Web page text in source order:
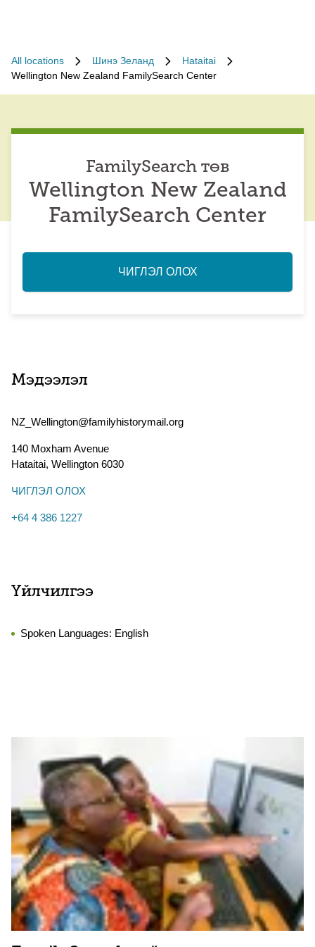
All locations Шинэ Зеланд
Hataitai
Wellington New Zealand FamilySearch Center
FamilySearch төв
Wellington New Zealand
FamilySearch Center
ЧИГЛЭЛ ОЛОХ
Мэдээлэл
NZ_Wellington@familyhistorymail.org
140 Moxham Avenue
Hataitai, Wellington 6030
ЧИГЛЭЛ ОЛОХ
+64 4 386 1227
Үйлчилгээ
Spoken Languages: English